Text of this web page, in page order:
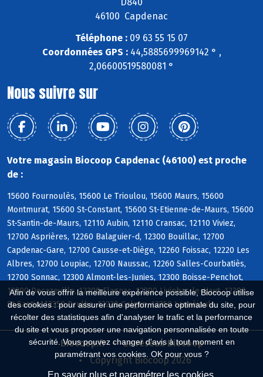
Afin de vous offrir la meilleure expérience possible, Biocoop utilise
des cookies : pour assurer une performance optimale du site, pour
récolter des statistiques afin d'analyser le trafic et la performance
du site et vous proposer une navigation personnalisée en toute
sécurité. Vous pouvez changer d'avis à tout moment en
paramétrant vos cookies. OK pour vous ?
En savoir plus et paramétrer les cookies
46100 Capdenac
Téléphone : 09 63 55 15 07
Coordonnées GPS :44,5885699969142 ° ,
2,06600519580081 °
Nous suivre sur
Votre magasin Biocoop Capdenac (46100) est proche
de :
15600 Fournoulès, 15600 Le Trioulou, 15600 Maurs, 15600
Montmurat, 15600 St-Constant, 15600 St-Etienne-de-Maurs, 15600
St-Santin-de-Maurs, 12110 Aubin, 12110 Cransac, 12110 Viviez,
12700 Asprières, 12260 Balaguier-d, 12300 Bouillac, 12700
Capdenac-Gare, 12700 Causse-et-Diège, 12260 Foissac, 12220 Les
Albres, 12700 Loupiac, 12700 Naussac, 12260 Salles-Courbatiès,
12700 Sonnac, 12300 Almont-les-Junies, 12300 Boisse-Penchot,
12300 Decazeville, 12300 Flagnac, 12300 Livinhac-le-Haut, 12300
St-Santin, 12350 Drulhe, 12220 Galgan, 12350 Lanuéjouls
Biocoop.fr
Le réseau Biocoop
Copyright Biocoop 2026